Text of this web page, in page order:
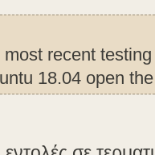
most recent
18.04 open